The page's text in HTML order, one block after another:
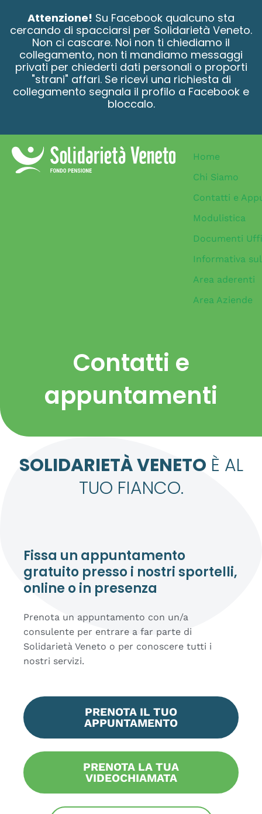
Attenzione! Su Facebook qualcuno sta
cercando di spacciarsi per Solidarietà Veneto.
Non ci cascare. Noi non ti chiediamo il
collegamento, non ti mandiamo messaggi
privati per chiederti dati personali o proporti
"strani" affari. Se ricevi una richiesta di
collegamento segnala il profilo a Facebook e
bloccalo.
Home
Chi Siamo
Contatti e
Modulistica
Documenti
Informativa
Area aderenti
Area Aziende
Contatti e
appuntamenti
SOLIDARIETÀ VENETO È AL
TUO FIANCO.​
Fissa un appuntamento
gratuito presso i nostri sportelli,
online o in presenza
Prenota un appuntamento con un/a
consulente per entrare a far parte di
Solidarietà Veneto o per conoscere tutti i
nostri servizi.
PRENOTA IL TUO
APPUNTAMENTO
PRENOTA LA TUA
VIDEOCHIAMATA